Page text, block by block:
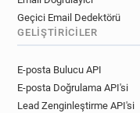
Geçici Email Dedektörü
GELIŞTIRICILER
E-posta Bulucu API
E-posta Doğrulama API'si
Lead Zenginleştirme API'si